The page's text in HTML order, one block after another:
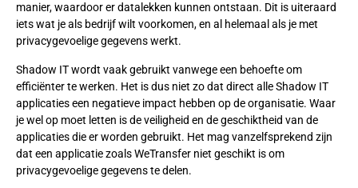
manier, waardoor er datalekken kunnen ontstaan. Dit is uiteraard
iets wat je als bedrijf wilt voorkomen, en al helemaal als je met
privacygevoelige gegevens werkt.
Shadow IT wordt vaak gebruikt vanwege een behoefte om
efficiënter te werken. Het is dus niet zo dat direct alle Shadow IT
applicaties een negatieve impact hebben op de organisatie. Waar
je wel op moet letten is de veiligheid en de geschiktheid van de
applicaties die er worden gebruikt. Het mag vanzelfsprekend zijn
dat een applicatie zoals WeTransfer niet geschikt is om
privacygevoelige gegevens te delen.